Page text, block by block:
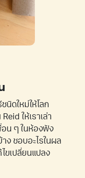
นิดใหม่ให้โลก
ให้เราเล่า
อน ๆ ในห้องฟัง
าง ชอบอะไรในผล
ขเปลี่ยนแปลง